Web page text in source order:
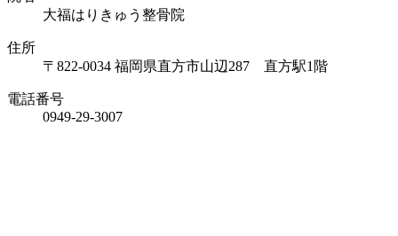
大福はりきゅう整骨院
住所
〒822-0034 福岡県直方市山辺287 直方駅1階
電話番号
0949-29-3007